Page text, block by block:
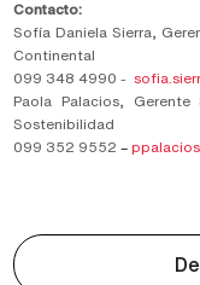
Contacto:
Sofía Daniela Sierra,
Continental
099 348 4990 -
Paola Palacios,
Sostenibilidad
099 352 9552 –